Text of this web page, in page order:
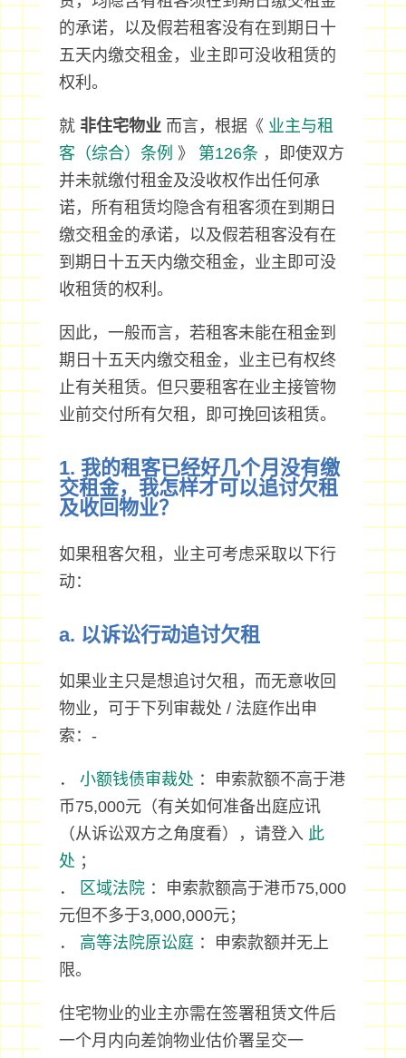
的承诺，以及假若租客没有在到期日十
五天内缴交租金，业主即可没收租赁的
权利。
就 非住宅物业而言，根据《 业主与租
客（综合）条例 》 第126条，即使双方
并未就缴付租金及没收权作出任何承
诺，所有租赁均隐含有租客须在到期日
缴交租金的承诺，以及假若租客没有在
到期日十五天内缴交租金，业主即可没
收租赁的权利。
因此，一般而言，若租客未能在租金到
期日十五天内缴交租金，业主已有权终
止有关租赁。但只要租客在业主接管物
业前交付所有欠租，即可挽回该租赁。
1. 我的租客已经好几个月没有缴
交租金，我怎样才可以追讨欠租
及收回物业？
如果租客欠租，业主可考虑采取以下行
动：
a. 以诉讼行动追讨欠租
如果业主只是想追讨欠租，而无意收回
物业，可于下列审裁处 / 法庭作出申
索：-
． 小额钱债审裁处：申索款额不高于港
币75,000元（有关如何准备出庭应讯
（从诉讼双方之角度看），请登入 此
处；
．
区域法院：申索款额高于港币75,000
元但不多于3,000,000元；
． 高等法院原讼庭 ：申索款额并无上
限。
住宅物业的业主亦需在签署租赁文件后
一个月内向差饷物业估价署呈交一